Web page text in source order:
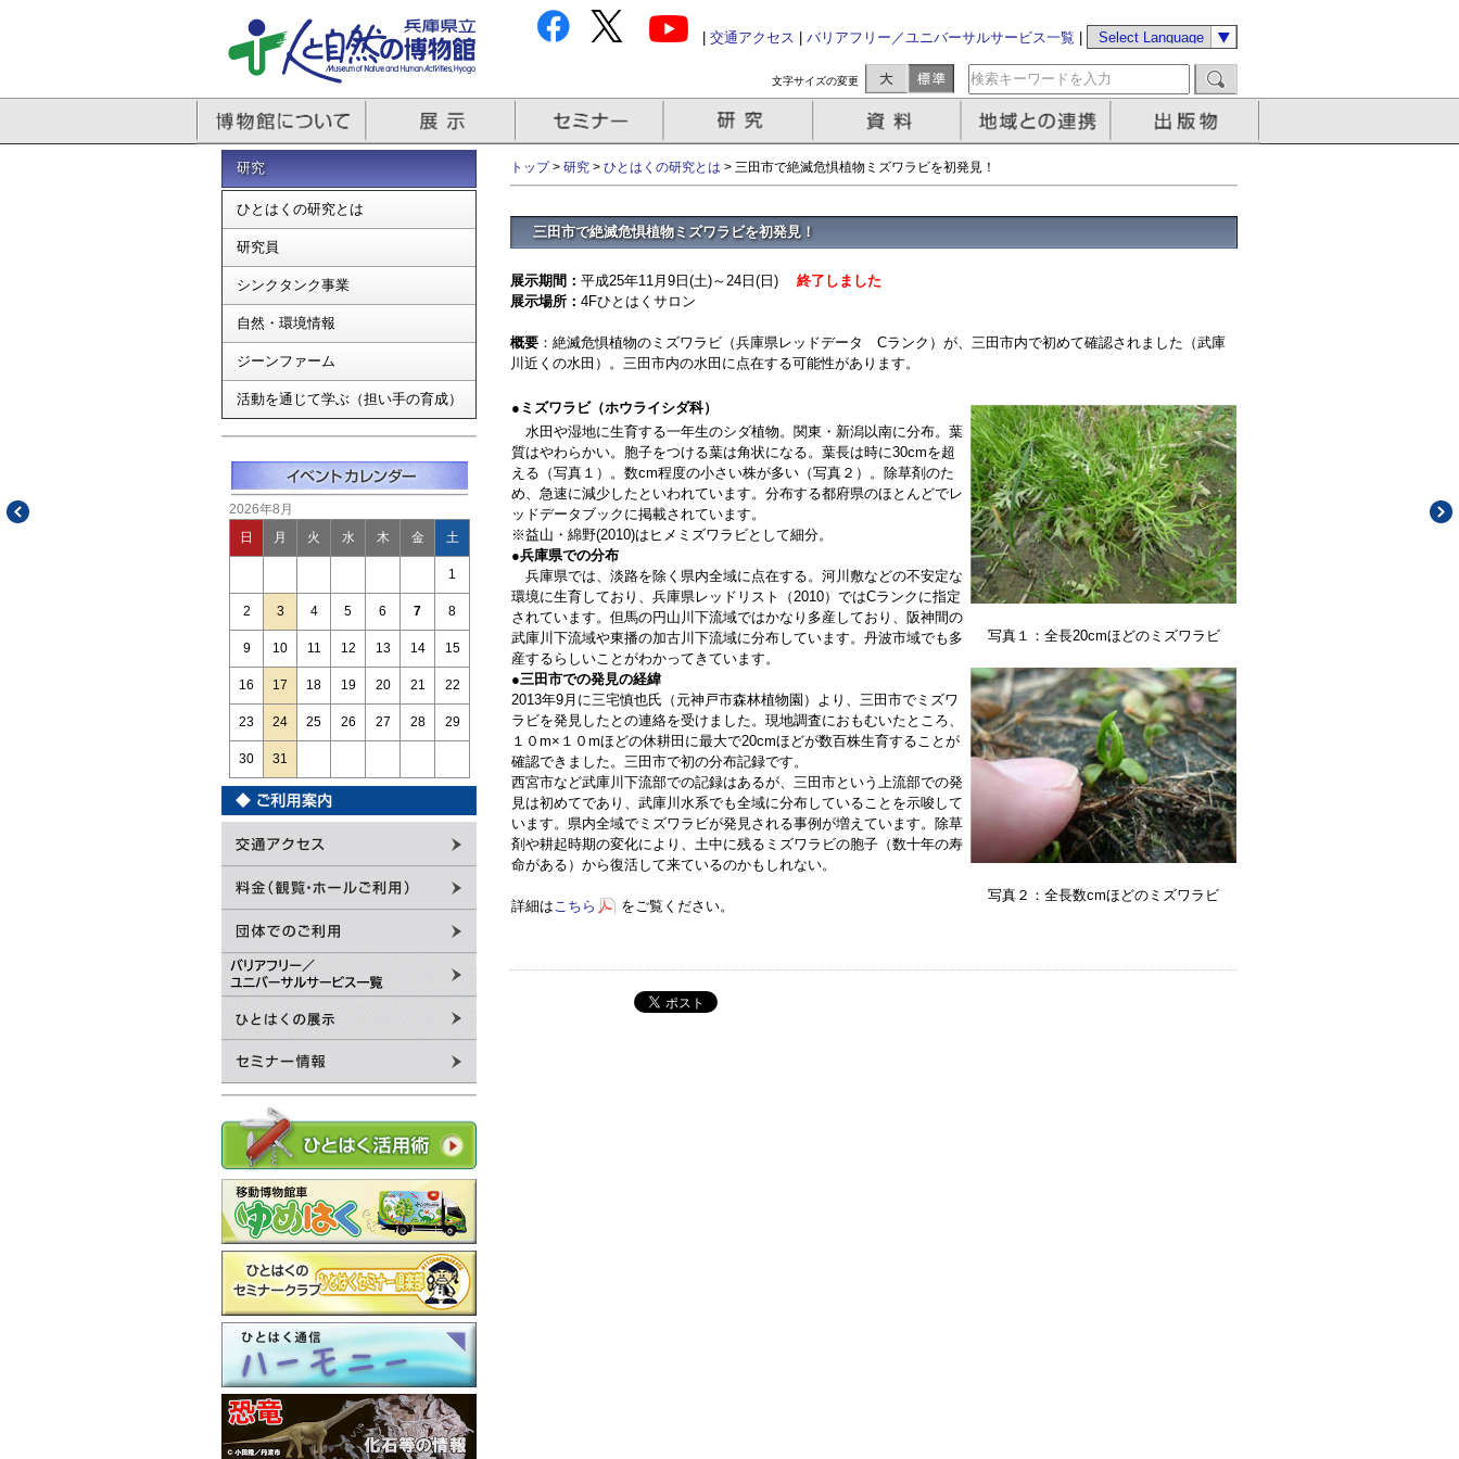
交通アクセス バリアフリー／ユニバーサルサービス一覧
文字サイズの変更
研究
ひとはくの研究とは
研究員
シンクタンク事業
自然・環境情報
ジーンファーム
活動を通じて学ぶ（担い手の育成）
2026年8月
日 月 火 水 木 金 土
1
2 3 4 5 6 7 8
9 10 11 12 13 14 15
16 17 18 19 20 21 22
23 24 25 26 27 28 29
30 31
トップ> 研究 > ひとはくの研究とは > 三田市で絶滅危惧植物ミズワラビを初発見！
三田市で絶滅危惧植物ミズワラビを初発見！
展示期間： 平成25年11月9日(土)～24日(日) 終了しました
展示場所： 4Fひとはくサロン
概要 ：絶滅危惧植物のミズワラビ（兵庫県レッドデータ Cランク）が、三田市内で初めて確認されました（武庫
川近くの水田）。三田市内の水田に点在する可能性があります。
●ミズワラビ（ホウライシダ科）
水田や湿地に生育する一年生のシダ植物。関東・新潟以南に分布。葉
質はやわらかい。胞子をつける葉は角状になる。葉長は時に30cmを超
える（写真１）。数cm程度の小さい株が多い（写真２）。除草剤のた
め、急速に減少したといわれています。分布する都府県のほとんどでレ
ッドデータブックに掲載されています。
※益山・綿野(2010)はヒメミズワラビとして細分。
●兵庫県での分布
兵庫県では、淡路を除く県内全域に点在する。河川敷などの不安定な
環境に生育しており、兵庫県レッドリスト（2010）ではCランクに指定
されています。但馬の円山川下流域ではかなり多産しており、阪神間の
武庫川下流域や東播の加古川下流域に分布しています。丹波市域でも多
産するらしいことがわかってきています。
●三田市での発見の経緯
2013年9月に三宅慎也氏（元神戸市森林植物園）より、三田市でミズワ
ラビを発見したとの連絡を受けました。現地調査におもむいたところ、
１０m×１０mほどの休耕田に最大で20cmほどが数百株生育することが
確認できました。三田市で初の分布記録です。
西宮市など武庫川下流部での記録はあるが、三田市という上流部での発
見は初めてであり、武庫川水系でも全域に分布していることを示唆して
います。県内全域でミズワラビが発見される事例が増えています。除草
剤や耕起時期の変化により、土中に残るミズワラビの胞子（数十年の寿
命がある）から復活して来ているのかもしれない。
詳細はこちら をご覧ください。
写真１：全長20cmほどのミズワラビ
写真２：全長数cmほどのミズワラビ